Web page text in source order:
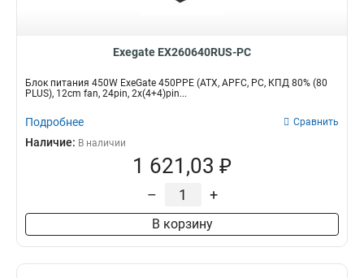
Exegate EX260640RUS-PC
Блок питания 450W ExeGate 450PPE (ATX, APFC, PC, КПД 80% (80
PLUS), 12cm fan, 24pin, 2x(4+4)pin...
Подробнее Сравнить
Наличие: В наличии
1 621,03 ₽
– +
В корзину